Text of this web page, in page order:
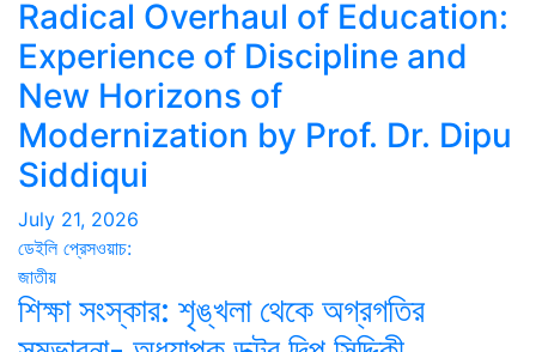
Radical Overhaul of Education:
Experience of Discipline and
New Horizons of
Modernization by Prof. Dr. Dipu
Siddiqui
July 21, 2026
ডেইলি প্রেসওয়াচ:
জাতীয়
শিক্ষা সংস্কার: শৃঙ্খলা থেকে অগ্রগতির